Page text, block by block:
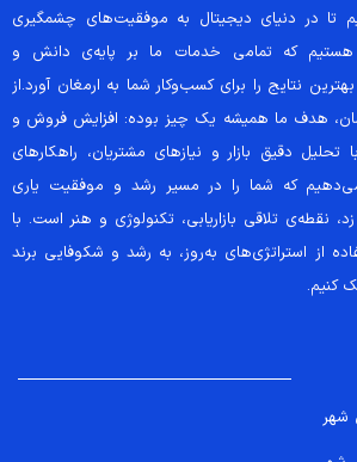
تا در دنیای دیجیتال به موفقیت‌های چشمگیری
که تمامی خدمات ما بر پایه‌ی دانش و
نتایج را برای کسب‌وکار شما به ارمغان آورد.از
هدف ما همیشه یک چیز بوده: افزایش فروش و
دقیق بازار و نیازهای مشتریان، راهکارهای
می‌دهیم که شما را در مسیر رشد و موفقیت یاری
نقطه‌ی تلاقی بازاریابی، تکنولوژی و هنر است. با
از استراتژی‌های به‌روز، به رشد و شکوفایی برند
کنیم.
شهر